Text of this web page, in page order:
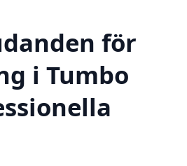
för
i Tumbo